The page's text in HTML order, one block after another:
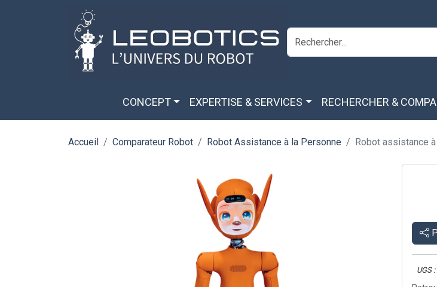
Aller au contenu principal
CONCEPT EXPERTISE & SERVICES RECHERCHER &
Accueil Comparateur Robot Robot Assistance à la Personne Robot assistance
UGS
Panneau de gestion des cookies